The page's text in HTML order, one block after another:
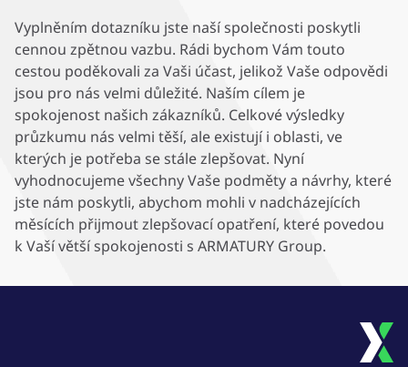
Vyplněním dotazníku jste naší společnosti poskytli
cennou zpětnou vazbu. Rádi bychom Vám touto
cestou poděkovali za Vaši účast, jelikož Vaše odpovědi
jsou pro nás velmi důležité. Naším cílem je
spokojenost našich zákazníků. Celkové výsledky
průzkumu nás velmi těší, ale existují i oblasti, ve
kterých je potřeba se stále zlepšovat. Nyní
vyhodnocujeme všechny Vaše podměty a návrhy, které
jste nám poskytli, abychom mohli v nadcházejících
měsících přijmout zlepšovací opatření, které povedou
k Vaší větší spokojenosti s ARMATURY Group.